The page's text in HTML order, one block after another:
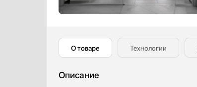
Подогреватели
Посуда
Проф. аксессуары
Профессиональные ледогенераторы
Пылесосы
Wolf
Zigmund Shtain
О товаре Технологии
Описание